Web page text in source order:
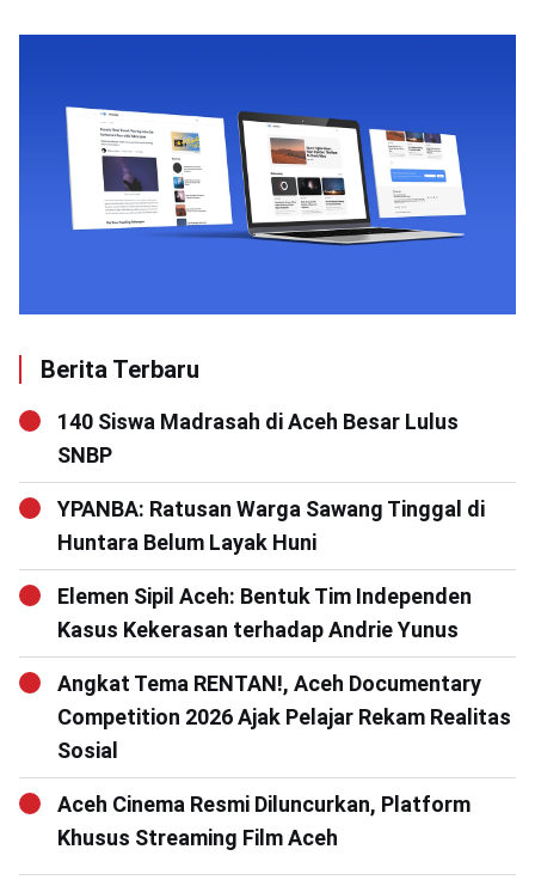
Berita Terbaru
140 Siswa Madrasah di Aceh Besar Lulus
SNBP
YPANBA: Ratusan Warga Sawang Tinggal di
Huntara Belum Layak Huni
Elemen Sipil Aceh: Bentuk Tim Independen
Kasus Kekerasan terhadap Andrie Yunus
Angkat Tema RENTAN!, Aceh Documentary
Competition 2026 Ajak Pelajar Rekam Realitas
Sosial
Aceh Cinema Resmi Diluncurkan, Platform
Khusus Streaming Film Aceh